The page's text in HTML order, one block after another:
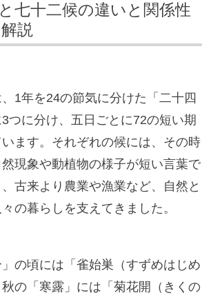
七十二候の違いと関係性
説
、1年を24の節気に分けた「二十四
つに分け、五日ごとに72の短い期
ます。それぞれの候には、その時
現象や動植物の様子が短い言葉で
古来より農業や漁業など、自然と
の暮らしを支えてきました。
の頃には「雀始巣（すずめはじめ
の「寒露」には「菊花開（きくの